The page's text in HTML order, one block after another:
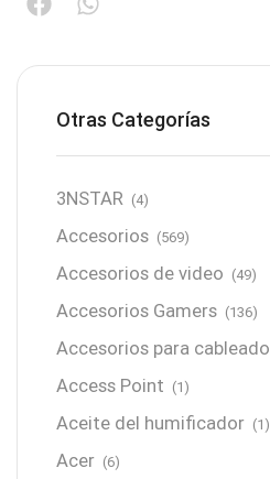
Otras Categorías
3NSTAR (4)
Accesorios (569)
Accesorios de video (49)
Accesorios Gamers (136)
Accesorios para cableado
Access Point (1)
Aceite del humificador (1)
Acer (6)